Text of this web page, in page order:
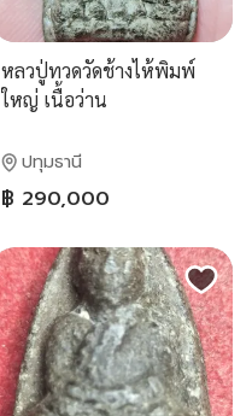
หลวปู่ทวดวัดช้างไห้พิมพ์
ใหญ่ เนื้อว่าน
ปทุมธานี
฿ 290,000